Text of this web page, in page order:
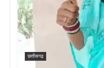
छत्तीसगढ़